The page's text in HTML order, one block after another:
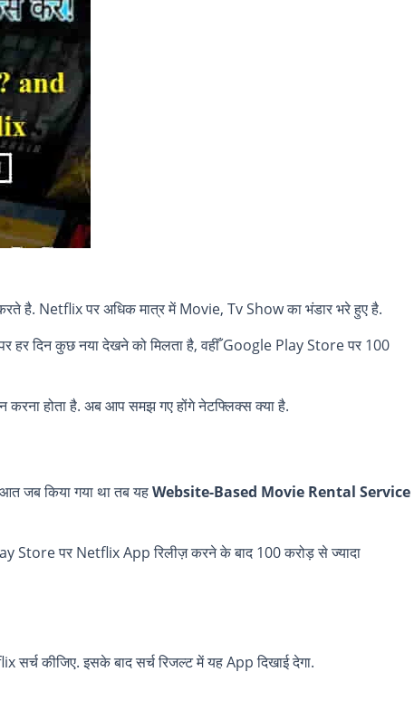
है. Netflix पर अधिक मात्र में Movie, Tv Show का भंडार भरे हुए है.
पर हर दिन कुछ नया देखने को मिलता है, वहीँ Google Play Store पर 100
होता है. अब आप समझ गए होंगे नेटफ्लिक्स क्या है.
जब किया गया था तब यहWebsite-Based Movie Rental Service
Store पर Netflix App रिलीज़ करने के बाद 100 करोड़ से ज्यादा
कीजिए. इसके बाद सर्च रिजल्ट में यह App दिखाई देगा.